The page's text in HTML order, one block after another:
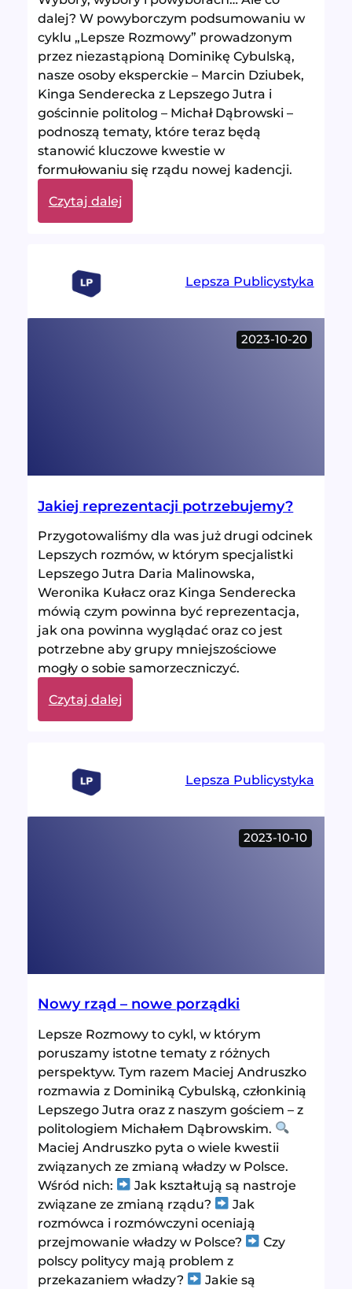
dalej? W powyborczym podsumowaniu w
cyklu „Lepsze Rozmowy” prowadzonym
przez niezastąpioną Dominikę Cybulską,
nasze osoby eksperckie – Marcin Dziubek,
Kinga Senderecka z Lepszego Jutra i
gościnnie politolog – Michał Dąbrowski –
podnoszą tematy, które teraz będą
stanowić kluczowe kwestie w
formułowaniu się rządu nowej kadencji.
Czytaj dalej:
Czyja
Lepsza Publicystyka
2023-10-20
Jakiej reprezentacji potrzebujemy?
Przygotowaliśmy dla was już drugi odcinek
Lepszych rozmów, w którym specjalistki
Lepszego Jutra Daria Malinowska,
Weronika Kułacz oraz Kinga Senderecka
mówią czym powinna być reprezentacja,
jak ona powinna wyglądać oraz co jest
potrzebne aby grupy mniejszościowe
mogły o sobie samorzeczniczyć.
Czytaj dalej:
Jakiej
Lepsza Publicystyka
2023-10-10
Nowy rząd – nowe porządki
Lepsze Rozmowy to cykl, w którym
poruszamy istotne tematy z różnych
perspektyw. Tym razem Maciej Andruszko
rozmawia z Dominiką Cybulską, członkinią
Lepszego Jutra oraz z naszym gościem – z
politologiem Michałem Dąbrowskim.
Maciej Andruszko pyta o wiele kwestii
związanych ze zmianą władzy w Polsce.
Wśród nich:
Jak kształtują są nastroje
związane ze zmianą rządu?
Jak
rozmówca i rozmówczyni oceniają
przejmowanie władzy w Polsce?
Czy
polscy politycy mają problem z
przekazaniem władzy?
Jakie są